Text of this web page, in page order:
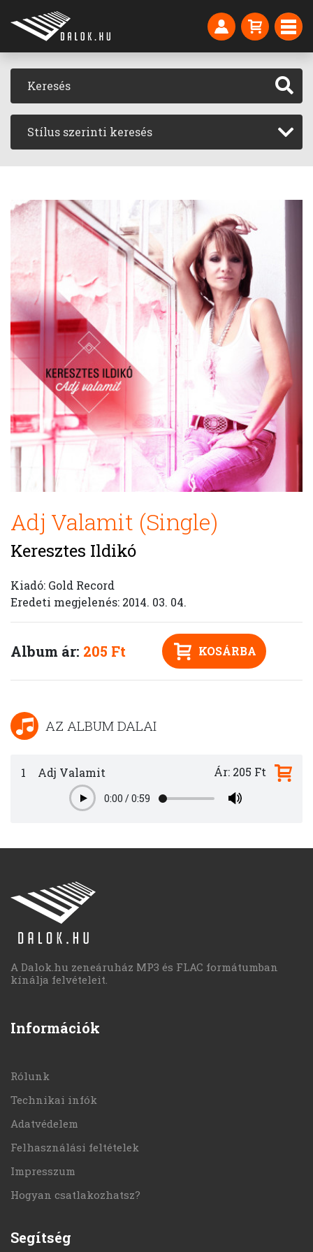
Stílus szerinti keresés
Adj Valamit (Single)
Keresztes Ildikó
Kiadó: Gold Record
Eredeti megjelenés: 2014. 03. 04.
Album ár: 205 Ft KOSÁRBA
AZ ALBUM DALAI
1 Adj Valamit
Play0:00 /0:59
Ár: 205 Ft
A Dalok.hu zeneáruház MP3 és FLAC formátumban
kínálja felvételeit.
Információk
Rólunk
Technikai infók
Adatvédelem
Felhasználási feltételek
Impresszum
Hogyan csatlakozhatsz?
Segítség